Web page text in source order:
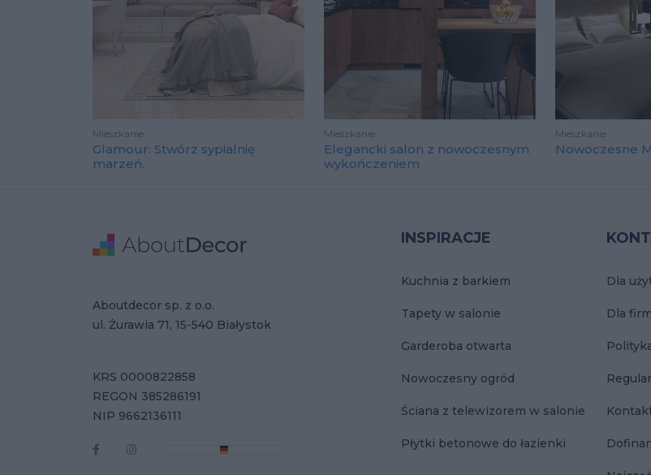
Mieszkanie
Glamour: Stwórz sypialnię
marzeń.
Mieszkanie
Elegancki salon z nowoczesnym
wykończeniem
Mieszkanie
Nowoczesne
INSPIRACJE
Kuchnia z barkiem
Tapety w salonie
Garderoba otwarta
Nowoczesny ogród
Ściana z telewizorem w salonie
Płytki betonowe do łazienki
Dla
Dla
Adres
Aboutdecor sp. z o.o.
ul. Żurawia 71, 15-540 Białystok
Dane Firmy
KRS 0000822858
REGON 385286191
NIP 9662136111